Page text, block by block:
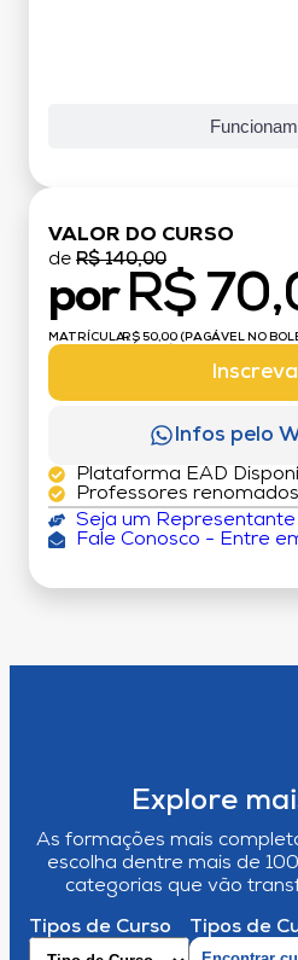
VALOR DO CURSO
de R$ 140,00
por R$
MATRÍCULA:R$ 50,00 (PAGÁVEL NO
Infos pelo
Plataforma EAD
Professores renomados
Seja um Representante
Fale Conosco - Entre
Explore
As formações mais
escolha dentre mais de
categorias que vão
Tipos de Curso Tipos de